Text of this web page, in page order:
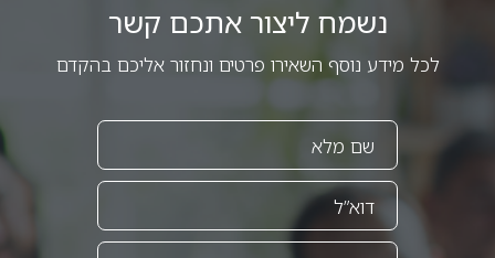
נשמח ליצור אתכם קשר
לכל מידע נוסף השאירו פרטים ונחזור אליכם בהקדם